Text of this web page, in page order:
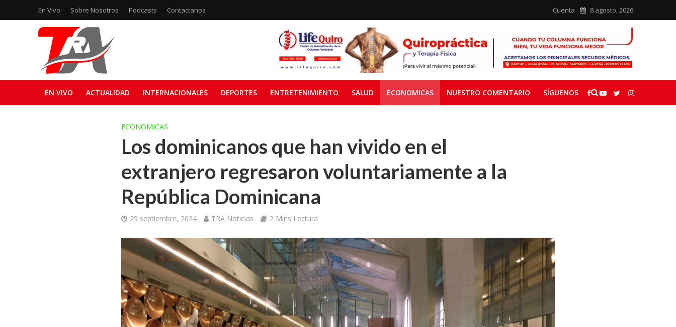
En Vivo Sobre Nosotros Podcasts Contactanos Cuenta 8 agosto, 2026
EN VIVO ACTUALIDAD INTERNACIONALES DEPORTES ENTRETENIMIENTO SALUD ECONOMICAS NUESTRO COMENTARIO SÍGUENOS
ECONOMICAS
Los dominicanos que han vivido en el
extranjero regresaron voluntariamente a la
República Dominicana
29 septiembre, 2024 TRA Noticias 2 Mins Lectura